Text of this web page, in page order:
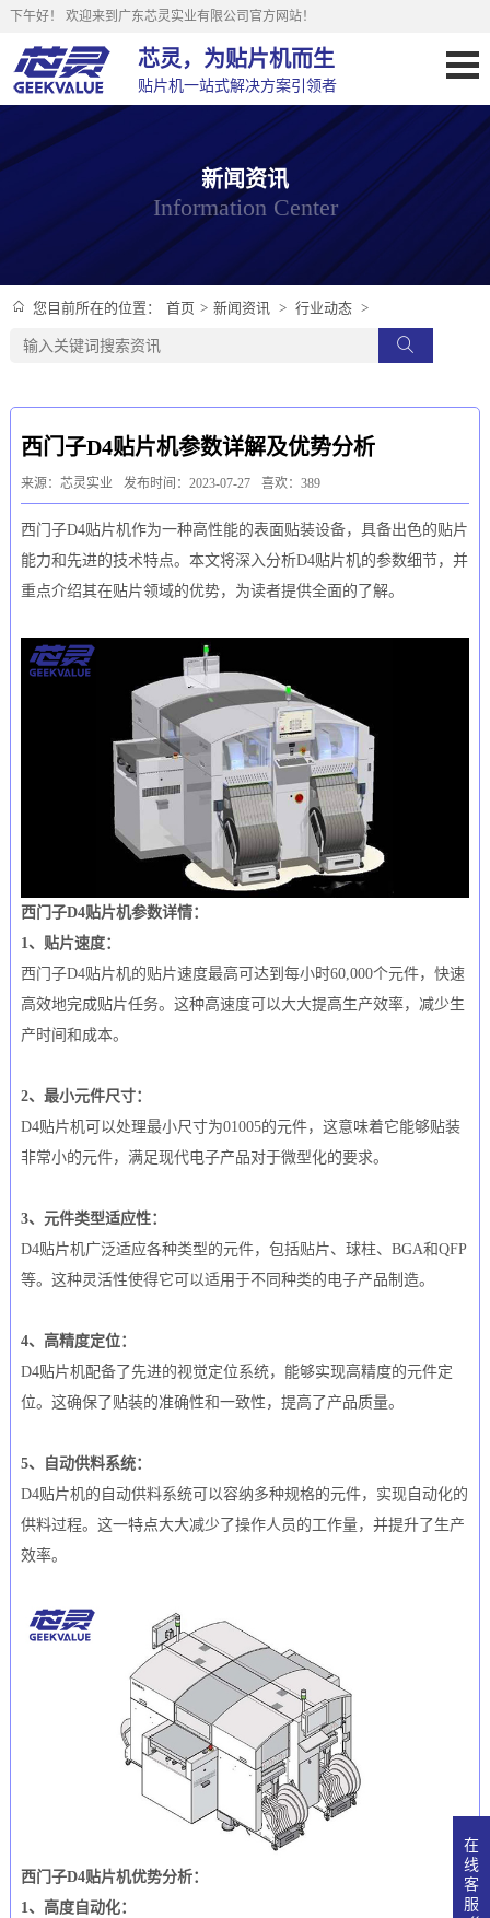
下午好！ 欢迎来到广东芯灵实业有限公司官方网站！
芯灵，为贴片机而生
贴片机一站式解决方案引领者
新闻资讯
Information Center
您目前所在的位置： 首页 > 新闻资讯 > 行业动态 >
西门子D4贴片机参数详解及优势分析
来源：芯灵实业 发布时间：2023-07-27 喜欢：389
西门子D4贴片机作为一种高性能的表面贴装设备，具备出色的贴片
能力和先进的技术特点。本文将深入分析D4贴片机的参数细节，并
重点介绍其在贴片领域的优势，为读者提供全面的了解。
西门子D4贴片机参数详情：
1、贴片速度：
西门子D4贴片机的贴片速度最高可达到每小时60,000个元件，快速
高效地完成贴片任务。这种高速度可以大大提高生产效率，减少生
产时间和成本。
2、最小元件尺寸：
D4贴片机可以处理最小尺寸为01005的元件，这意味着它能够贴装
非常小的元件，满足现代电子产品对于微型化的要求。
3、元件类型适应性：
D4贴片机广泛适应各种类型的元件，包括贴片、球柱、BGA和QFP
等。这种灵活性使得它可以适用于不同种类的电子产品制造。
4、高精度定位：
D4贴片机配备了先进的视觉定位系统，能够实现高精度的元件定
位。这确保了贴装的准确性和一致性，提高了产品质量。
5、自动供料系统：
D4贴片机的自动供料系统可以容纳多种规格的元件，实现自动化的
供料过程。这一特点大大减少了操作人员的工作量，并提升了生产
效率。
西门子D4贴片机优势分析：
1、高度自动化：
在
线
客
服